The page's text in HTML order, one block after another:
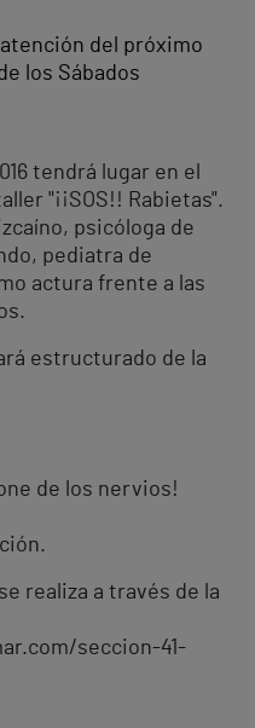
del próximo
los Sábados
tendrá lugar en el
"¡¡SOS!! Rabietas".
psicóloga de
pediatra de
actura frente a las
estructurado de la
de los nervios!
realiza a través de la
seccion-41-